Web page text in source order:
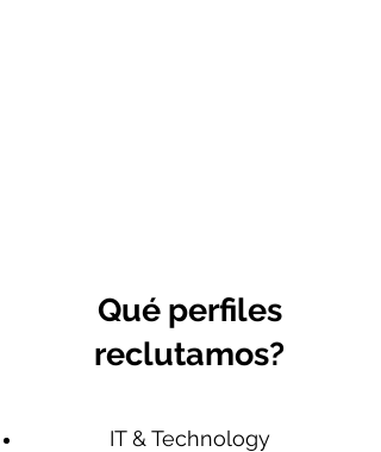
Qué perfiles
reclutamos?
IT & Technology